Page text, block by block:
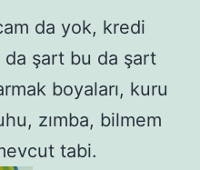
da yok, kredi
da şart bu da şart
boyaları, kuru
zımba, bilmem
tabi.